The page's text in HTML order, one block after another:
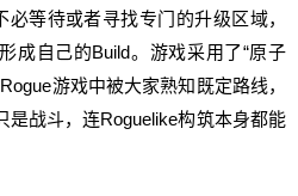
等待或者寻找专门的升级区域，
成自己的Build。游戏采用了“原子
游戏中被大家熟知既定路线，
是战斗，连Roguelike构筑本身都能